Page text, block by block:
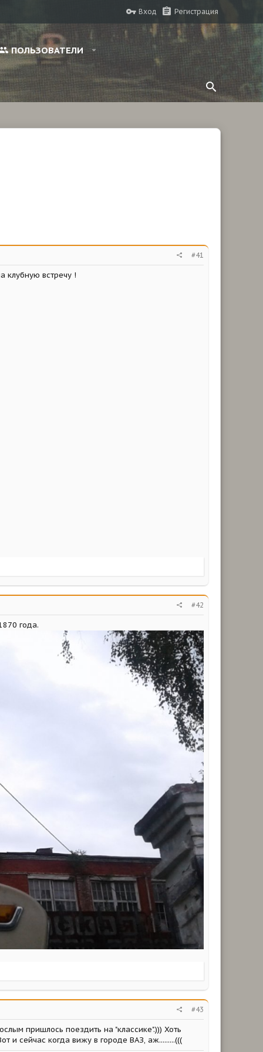
Вход Регистрация
ПОЛЬЗОВАТЕЛИ
#41
клубную встречу !
#42
года.
#43
пришлось поездить на "классике".))) Хоть
и сейчас когда вижу в городе ВАЗ, аж.........(((